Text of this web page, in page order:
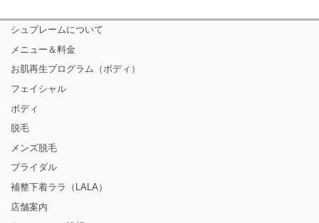
シュプレームについて
メニュー＆料金
お肌再生プログラム（ボディ）
フェイシャル
ボディ
脱毛
メンズ脱毛
ブライダル
補整下着ララ（LALA）
店舗案内